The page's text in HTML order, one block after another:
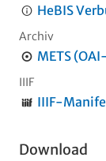
HeBIS
Archiv
METS
IIIF
IIIF-
Download